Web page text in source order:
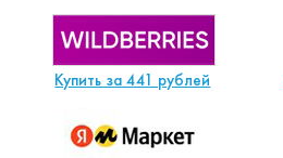
Купить за 441 рублей